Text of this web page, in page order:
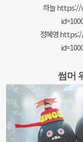
하늘
정혜영
썸머